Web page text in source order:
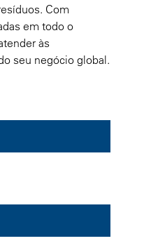
Com
em todo o
às
seu negócio global.